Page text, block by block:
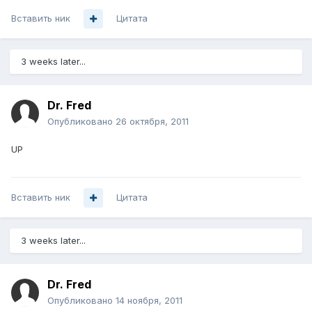
Вставить ник Цитата
3 weeks later...
Dr. Fred
Опубликовано 26 октября, 2011
UP
Вставить ник Цитата
3 weeks later...
Dr. Fred
Опубликовано 14 ноября, 2011